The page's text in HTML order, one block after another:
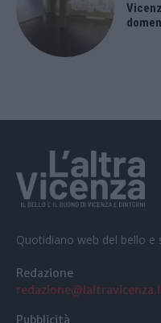
Quotidiano web del bello e
Redazione
Pubblicità